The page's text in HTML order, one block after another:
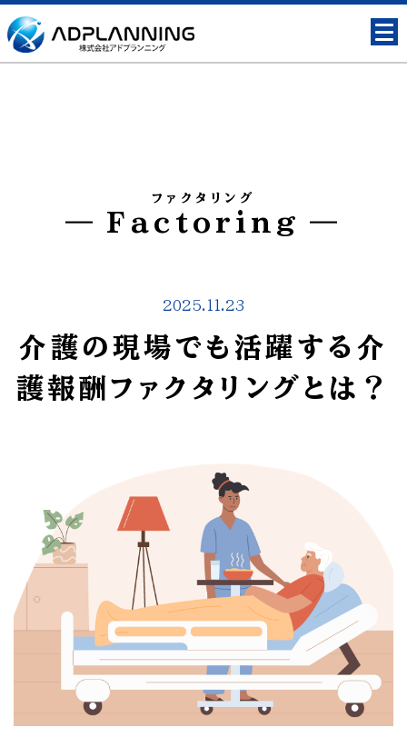
ファクタリング
Factoring
2025.11.23
介護の現場でも活躍する介
護報酬ファクタリングとは？